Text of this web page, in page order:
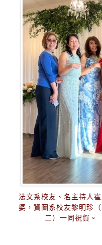
法文系校友、名主持人
婆，資圖系校友黎明珍
二）一同祝賀。